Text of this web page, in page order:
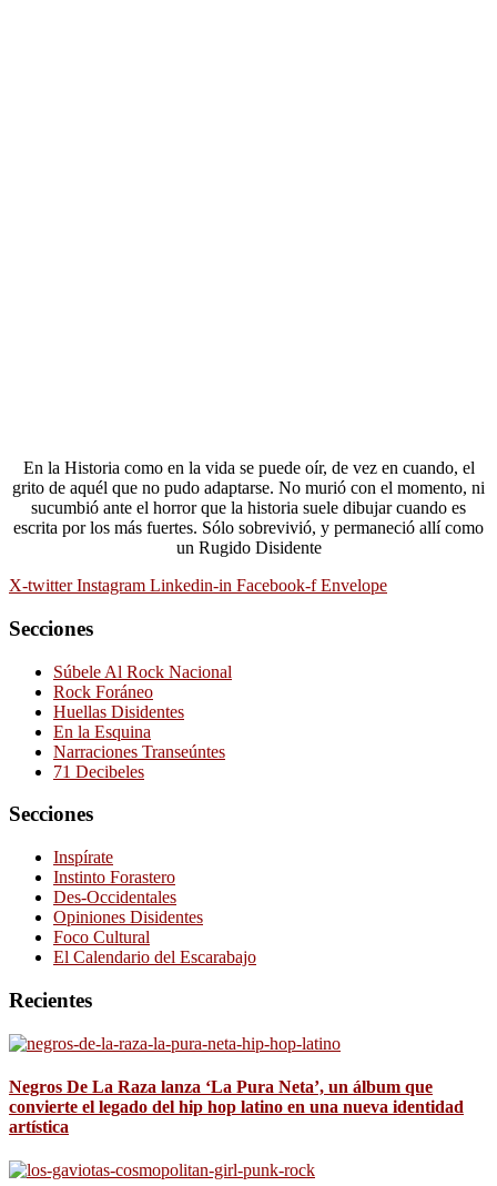
En la Historia como en la vida se puede oír, de vez en cuando, el
grito de aquél que no pudo adaptarse. No murió con el momento, ni
sucumbió ante el horror que la historia suele dibujar cuando es
escrita por los más fuertes. Sólo sobrevivió, y permaneció allí como
un Rugido Disidente
X-twitter Instagram Linkedin-in Facebook-f Envelope
Secciones
Súbele Al Rock Nacional
Rock Foráneo
Huellas Disidentes
En la Esquina
Narraciones Transeúntes
71 Decibeles
Secciones
Inspírate
Instinto Forastero
Des-Occidentales
Opiniones Disidentes
Foco Cultural
El Calendario del Escarabajo
Recientes
Negros De La Raza lanza ‘La Pura Neta’, un álbum que
convierte el legado del hip hop latino en una nueva identidad
artística